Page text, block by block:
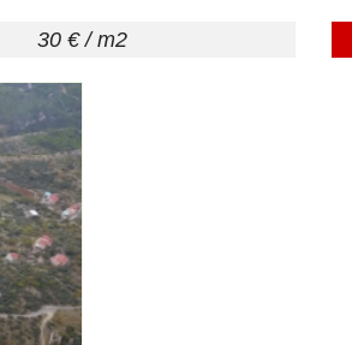
30 € / m2